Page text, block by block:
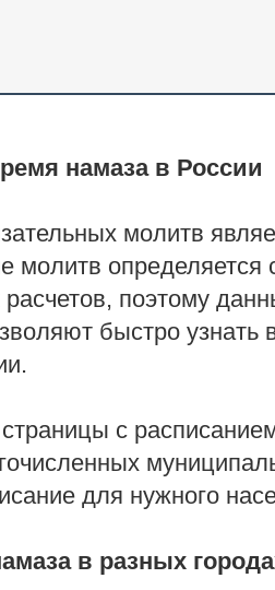
намаза в России
молитв
определяется
поэтому
быстро
с
для нужного
в разных